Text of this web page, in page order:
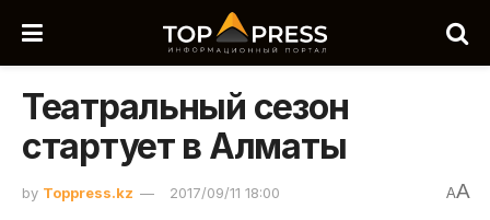
Театральный сезон
стартует в Алматы
by Toppress.kz 2017/09/11 18:00 AA